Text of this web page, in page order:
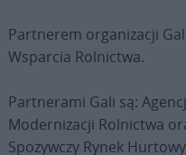
Partnerem organizacji
Wsparcia Rolnictwa.
Partnerami Gali są:
Modernizacji Rolnictwa
Spożywczy Rynek Hurtowy